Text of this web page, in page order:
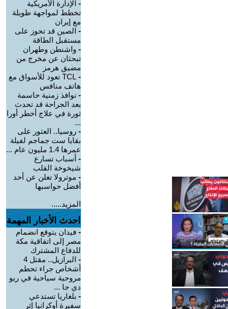
- الإدارة الأمريكية
تخطط لمواجهة طويلة
مع إيران
- الصين قد تحوز على
مستقبل الطاقة
- واشنطن وطهران
تبحثان عن مخرج من
مضيق هرمز
-
TCL تعود للأسواق مع
هاتف منافس
- نوافذ زمنية حاسمة
بعد الجراحة قد تحدث
ثورة في علاج أخطر أورا
...
- روسيا.. العثور على
بقايا ست جماجم لفيلة
عمرها 1.4 مليون عام ...
- أسباب تسارع
شيخوخة القلب
- موترولا تعلن عن أحد
أفضل حواسبها
المزيد.....
احدث الأخبار المهمة
- فيدان يتوقع انضمام
مصر إلى اتفاقية مكة
للدفاع المشترك
-
البرازيل.. مقتل 4
أشخاص جراء تحطم
مروحية سياحية في ريو
دي جا ...
- بلغاريا تستدعي
سفيرة أوكرانيا إثر